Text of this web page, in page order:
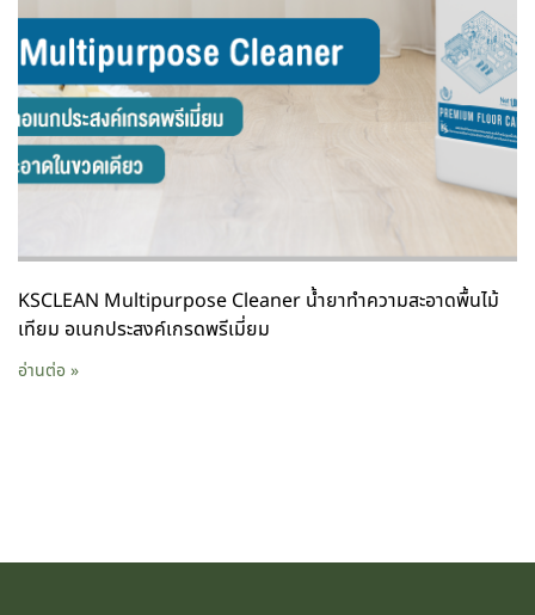
KSCLEAN Multipurpose Cleaner น้ำยาทำความสะอาดพื้นไม้
เทียม อเนกประสงค์เกรดพรีเมี่ยม
อ่านต่อ »